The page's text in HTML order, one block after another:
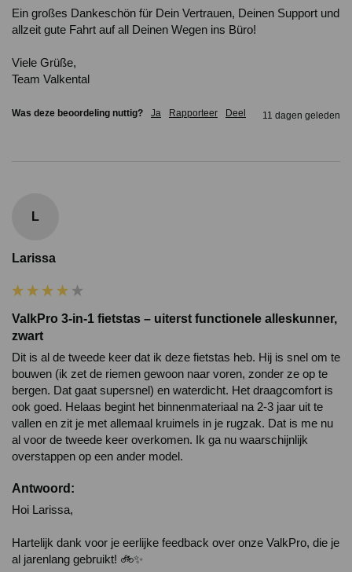
Ein großes Dankeschön für Dein Vertrauen, Deinen Support und
allzeit gute Fahrt auf all Deinen Wegen ins Büro!
Viele Grüße,
Team Valkental
Was deze beoordeling nuttig? Ja Rapporteer Deel 11 dagen geleden
L
Larissa
ValkPro 3-in-1 fietstas – uiterst functionele alleskunner,
zwart
Dit is al de tweede keer dat ik deze fietstas heb. Hij is snel om te
bouwen (ik zet de riemen gewoon naar voren, zonder ze op te
bergen. Dat gaat supersnel) en waterdicht. Het draagcomfort is
ook goed. Helaas begint het binnenmateriaal na 2-3 jaar uit te
vallen en zit je met allemaal kruimels in je rugzak. Dat is me nu
al voor de tweede keer overkomen. Ik ga nu waarschijnlijk
overstappen op een ander model.
Antwoord:
Hoi Larissa,
Hartelijk dank voor je eerlijke feedback over onze ValkPro, die je
al jarenlang gebruikt! 🚲✨